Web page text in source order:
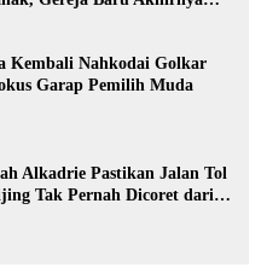
Kembali Nahkodai Golkar
Garap Pemilih Muda
Alkadrie Pastikan Jalan Tol
Tak Pernah Dicoret dari